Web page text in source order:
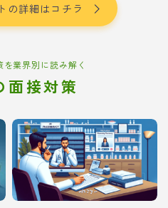
の詳細はコチラ
業界別に読み解く
面接対策